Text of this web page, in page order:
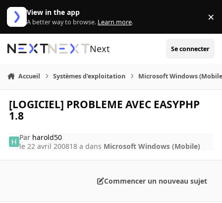
Aller au contenu
View in the app
A better way to browse. Learn more. ×
Next Se connecter
Accueil Systèmes d'exploitation Microsoft Windows
[LOGICIEL] PROBLEME AVEC EASYPHP
1.8
Par harold50
le 22 avril 200818 a dans Microsoft Windows (Mobile)
Commencer un nouveau sujet